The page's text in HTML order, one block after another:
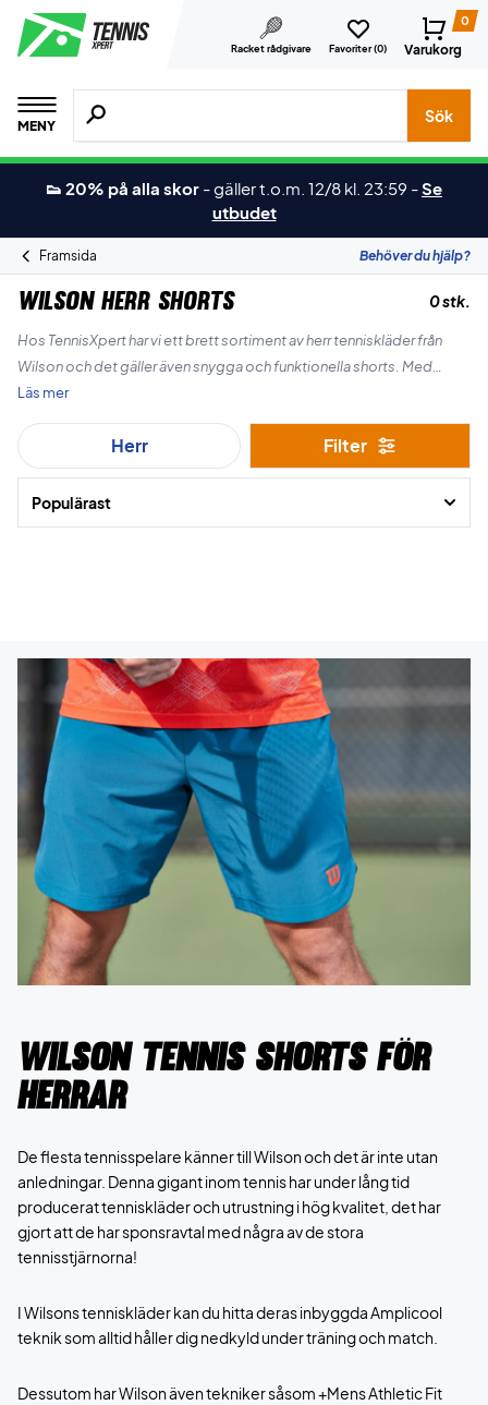
Racket rådgivare Favoriter (0)
0
Varukorg
MENY
Sök efter produkter, märken osv.
Sök
👟 20% på alla skor -gäller t.o.m. 12/8 kl. 23:59 -Se
utbudet
Framsida Behöver du hjälp?
Wilson Herr Shorts 0 stk.
Hos TennisXpert har vi ett brett sortiment av herr tenniskläder från
Wilson och det gäller även snygga och funktionella shorts. Med
Wilson får du ett klassiskt tennismärke som vet vad de sysslar med.
Läs mer
Herr Filter
Populärast
Wilson Tennis Shorts för
Herrar
De flesta tennisspelare känner till Wilson och det är inte utan
anledningar. Denna gigant inom tennis har under lång tid
producerat tenniskläder och utrustning i hög kvalitet, det har
gjort att de har sponsravtal med några av de stora
tennisstjärnorna!
I Wilsons tenniskläder kan du hitta deras inbyggda Amplicool
teknik som alltid håller dig nedkyld under träning och match.
Dessutom har Wilson även tekniker såsom +Mens Athletic Fit